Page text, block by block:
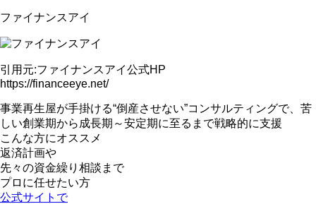
ファイナンスアイ
引用元:ファイナンスアイ公式HP
https://financeeye.net/
事業再生屋が手掛ける“倒産させない”コンサルティングで、苦
しい創業期から成長期～安定期に至るまで戦略的に支援
こんな方にオススメ
返済計画や
先々の資金繰り相談まで
プロに任せたい方
公式サイトで